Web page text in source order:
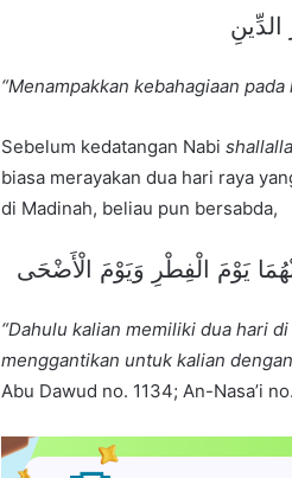
“Menampakkan kebahagiaan
Sebelum kedatangan Nabi
biasa merayakan dua hari raya
di Madinah, beliau pun bersabda,
يَوْمَ الْفِطْرِ وَيَوْمَ الْأَضْحَى
“Dahulu kalian memiliki dua hari
menggantikan untuk kalian
Abu Dawud no. 1134; An-Nasa’i